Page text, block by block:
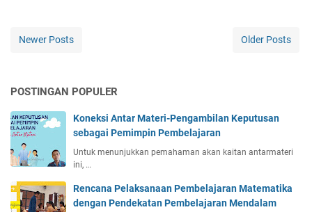
Newer Posts Older Posts
POSTINGAN POPULER
Koneksi Antar Materi-Pengambilan Keputusan
sebagai Pemimpin Pembelajaran
Untuk menunjukkan pemahaman akan kaitan antarmateri
ini, …
Rencana Pelaksanaan Pembelajaran Matematika
dengan Pendekatan Pembelajaran Mendalam